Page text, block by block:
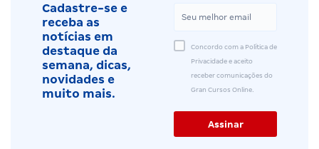
Cadastre-se e
receba as
notícias em
destaque da
semana, dicas,
novidades e
muito mais.
Concordo com a Política de
Privacidade e aceito
receber comunicações do
Gran Cursos Online.